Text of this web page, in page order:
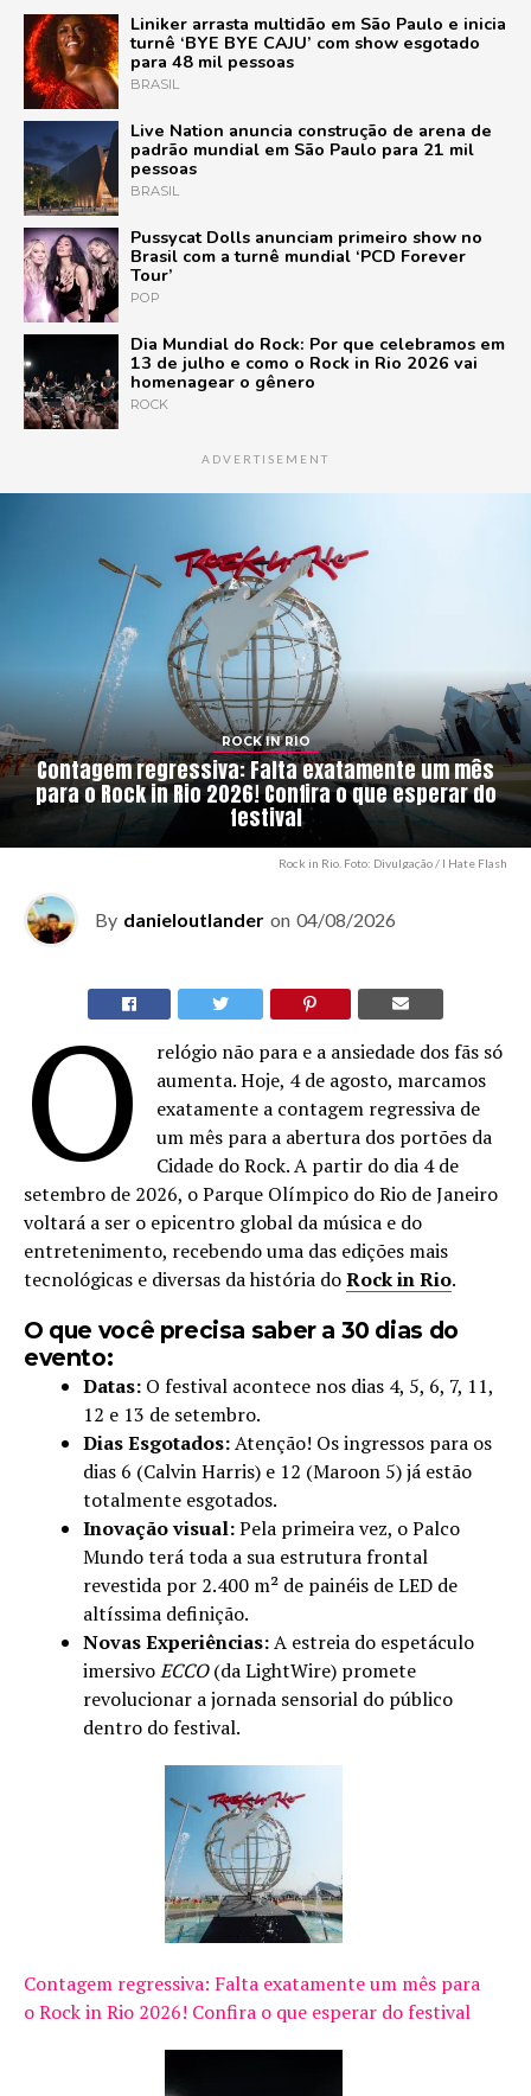
Liniker arrasta multidão em São Paulo e inicia
turnê ‘BYE BYE CAJU’ com show esgotado
para 48 mil pessoas
BRASIL
Live Nation anuncia construção de arena de
padrão mundial em São Paulo para 21 mil
pessoas
BRASIL
Pussycat Dolls anunciam primeiro show no
Brasil com a turnê mundial ‘PCD Forever
Tour’
POP
Dia Mundial do Rock: Por que celebramos em
13 de julho e como o Rock in Rio 2026 vai
homenagear o gênero
ROCK
ADVERTISEMENT
ROCK IN RIO
Contagem regressiva: Falta exatamente um mês
para o Rock in Rio 2026! Confira o que esperar do
festival
Rock in Rio. Foto: Divulgação / I Hate Flash
By danieloutlander on 04/08/2026
O
relógio não para e a ansiedade dos fãs só
aumenta. Hoje, 4 de agosto, marcamos
exatamente a contagem regressiva de
um mês para a abertura dos portões da
Cidade do Rock. A partir do dia 4 de
setembro de 2026, o Parque Olímpico do Rio de Janeiro
voltará a ser o epicentro global da música e do
entretenimento, recebendo uma das edições mais
tecnológicas e diversas da história doRock in Rio.
O que você precisa saber a 30 dias do
evento:
Datas: O festival acontece nos dias 4, 5, 6, 7, 11,
12 e 13 de setembro.
Dias Esgotados:Atenção! Os ingressos para os
dias 6 (Calvin Harris) e 12 (Maroon 5) já estão
totalmente esgotados.
Inovação visual:Pela primeira vez, o Palco
Mundo terá toda a sua estrutura frontal
revestida por 2.400 m² de painéis de LED de
altíssima definição.
Novas Experiências:A estreia do espetáculo
imersivoECCO(da LightWire) promete
revolucionar a jornada sensorial do público
dentro do festival.
Contagem regressiva: Falta exatamente um mês para
o Rock in Rio 2026! Confira o que esperar do festival